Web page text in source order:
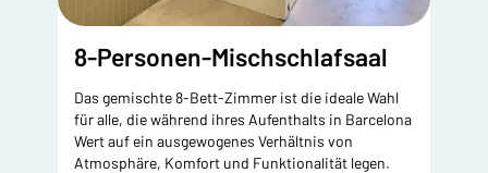
8-Personen-Mischschlafsaal
Das gemischte 8-Bett-Zimmer ist die ideale Wahl
für alle, die während ihres Aufenthalts in Barcelona
Wert auf ein ausgewogenes Verhältnis von
Atmosphäre, Komfort und Funktionalität legen.